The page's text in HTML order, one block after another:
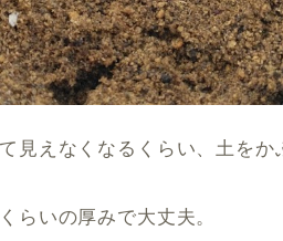
見えなくなるくらい、土をか
らいの厚みで大丈夫。